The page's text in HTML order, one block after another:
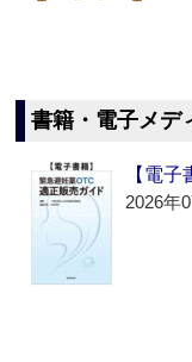
書籍・電子メデ
【電
2026年